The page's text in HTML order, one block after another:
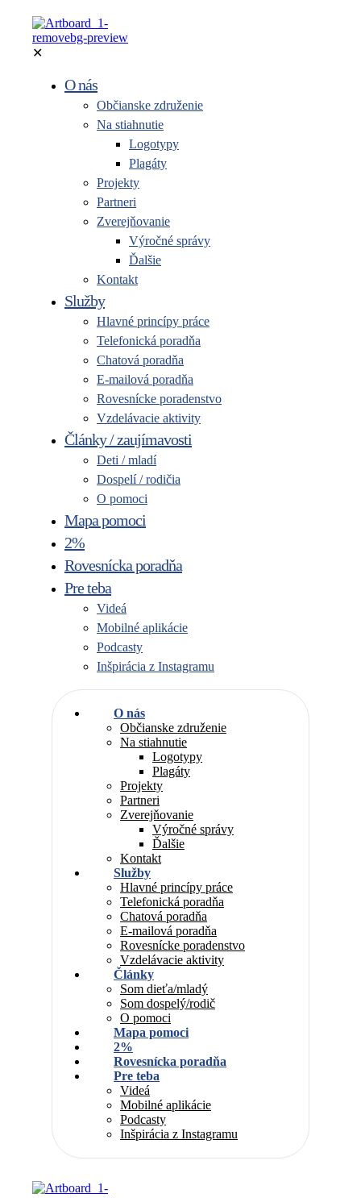
✕
O nás
Občianske združenie
Na stiahnutie
Logotypy
Plagáty
Projekty
Partneri
Zverejňovanie
Výročné správy
Ďalšie
Kontakt
Služby
Hlavné princípy práce
Telefonická poradňa
Chatová poradňa
E-mailová poradňa
Rovesnícke poradenstvo
Vzdelávacie aktivity
Články / zaujímavosti
Deti / mladí
Dospelí / rodičia
O pomoci
Mapa pomoci
2%
Rovesnícka poradňa
Pre teba
Videá
Mobilné aplikácie
Podcasty
Inšpirácia z Instagramu
O nás
Občianske združenie
Na stiahnutie
Logotypy
Plagáty
Projekty
Partneri
Zverejňovanie
Výročné správy
Ďalšie
Kontakt
Služby
Hlavné princípy práce
Telefonická poradňa
Chatová poradňa
E-mailová poradňa
Rovesnícke poradenstvo
Vzdelávacie aktivity
Články
Som dieťa/mladý
Som dospelý/rodič
O pomoci
Mapa pomoci
2%
Rovesnícka poradňa
Pre teba
Videá
Mobilné aplikácie
Podcasty
Inšpirácia z Instagramu